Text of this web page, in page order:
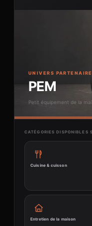
UNIVERS PARTENAIRE
PEM
Petit équipement de la
CATÉGORIES DISPONIBLES
Cuisine & cuisson
Entretien de la maison